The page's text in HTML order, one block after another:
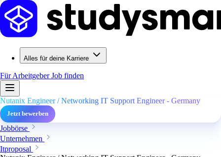
Alles für deine Karriere
Für ArbeitgeberJob finden
Nutanix Engineer / Networking IT Support Engineer - Germany
Jetzt bewerben
Jobbörse
Unternehmen
Itproposal